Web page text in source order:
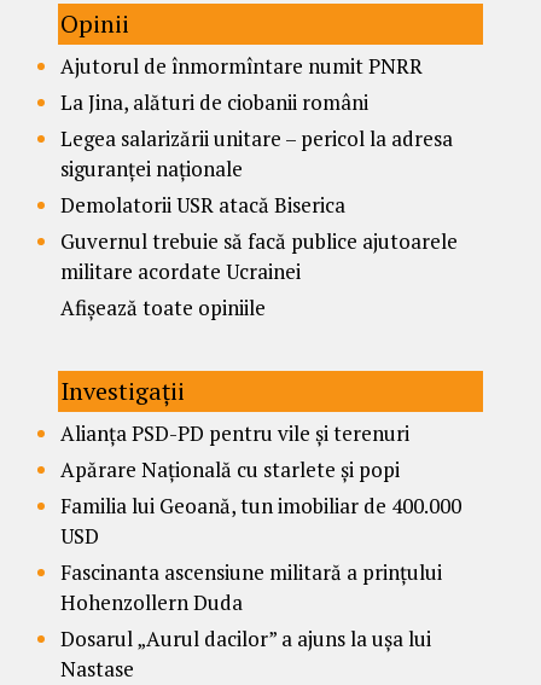
Opinii
Ajutorul de înmormîntare numit PNRR
La Jina, alături de ciobanii români
Legea salarizării unitare – pericol la adresa
siguranței naționale
Demolatorii USR atacă Biserica
Guvernul trebuie să facă publice ajutoarele
militare acordate Ucrainei
Afișează toate opiniile
Investigații
Alianța PSD-PD pentru vile și terenuri
Apărare Națională cu starlete și popi
Familia lui Geoană, tun imobiliar de 400.000
USD
Fascinanta ascensiune militară a prințului
Hohenzollern Duda
Dosarul „Aurul dacilor” a ajuns la ușa lui
Nastase